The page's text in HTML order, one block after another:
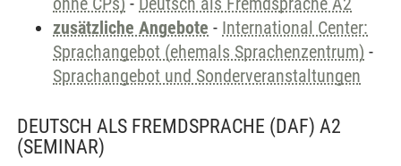
zusätzliche Angebote - International Center:
Sprachangebot (ehemals Sprachenzentrum) -
Sprachangebot und Sonderveranstaltungen
DEUTSCH ALS FREMDSPRACHE (DAF) A2
(SEMINAR)